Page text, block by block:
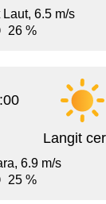
Laut, 6.5 m/s
26 %
Langit
6.9 m/s
25 %